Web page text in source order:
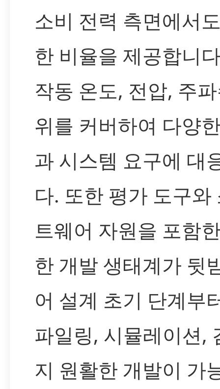
소비 전력 측면에서
한 비율을 제공합니
작동 온도, 전압, 주
위를 커버하여 다양
과 시스템 요구에 대
다. 또한 평가 도구와
트웨어 자원을 포함
한 개발 생태계가 뒷
어 설계 초기 단계부
파일링, 시뮬레이션,
지 원활한 개발이 가